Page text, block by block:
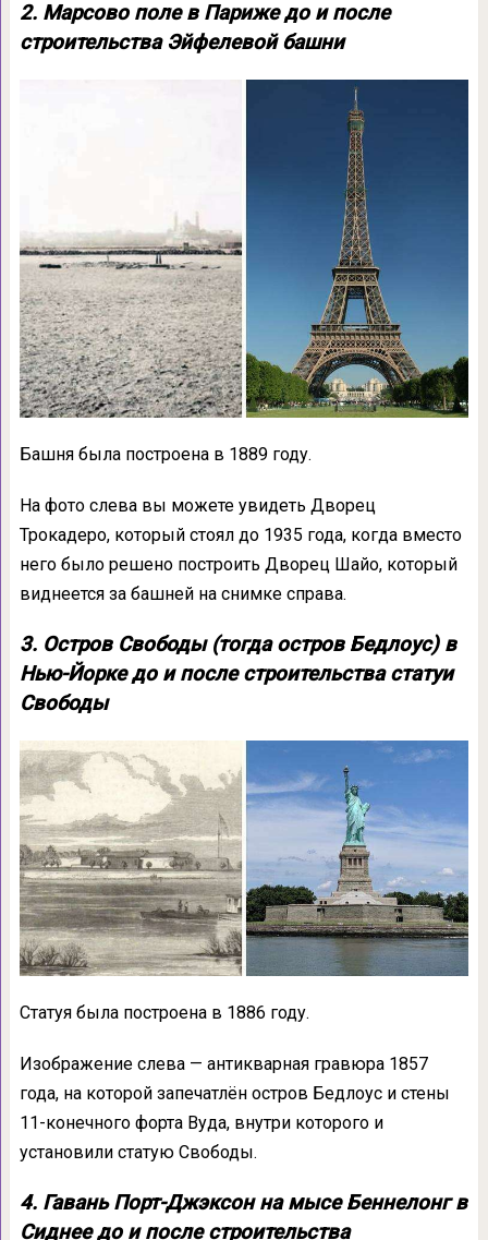
2. Марсово поле в Париже до и после
строительства Эйфелевой башни
Башня была построена в 1889 году.
На фото слева вы можете увидеть Дворец
Трокадеро, который стоял до 1935 года, когда вместо
него было решено построить Дворец Шайо, который
виднеется за башней на снимке справа.
3. Остров Свободы (тогда остров Бедлоус) в
Нью-Йорке до и после строительства статуи
Свободы
Статуя была построена в 1886 году.
Изображение слева — антикварная гравюра 1857
года, на которой запечатлён остров Бедлоус и стены
11-конечного форта Вуда, внутри которого и
установили статую Свободы.
4. Гавань Порт-Джэксон на мысе Беннелонг в
Сиднее до и после строительства